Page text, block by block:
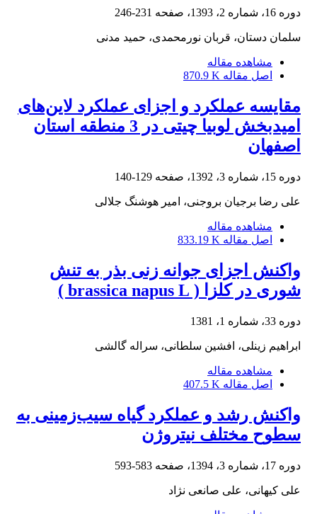
دوره 16، شماره 2، 1393، صفحه 231-246
سلمان دستان، قربان نورمحمدی، حمید مدنی
مشاهده مقاله
اصل مقاله 870.9 K
مقایسه عملکرد و اجزای عملکرد لاین‌های
امید‌بخش لوبیا چیتی در 3 منطقه استان
اصفهان
دوره 15، شماره 3، 1392، صفحه 129-140
علی رضا برجیان بروجنی، امیر هوشنگ جلالی
مشاهده مقاله
اصل مقاله 833.19 K
واکنش اجزای جوانه زنی بذر به تنش
شوری در کلزا ( brassica napus L )
دوره 33، شماره 1، 1381
ابراهیم زینلی، افشین سلطانی، سراله گالشی
مشاهده مقاله
اصل مقاله 407.5 K
واکنش رشد و عملکرد گیاه سیب‌زمینی به
سطوح مختلف نیتروژن
دوره 17، شماره 3، 1394، صفحه 583-593
علی کیهانی، علی صانعی نژاد